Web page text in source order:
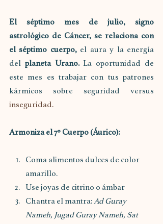
El séptimo mes de julio, signo
astrológico de Cáncer, se relaciona con
el séptimo cuerpo, el aura y la energía
del planeta Urano. La oportunidad de
este mes es trabajar con tus patrones
inseguridad.
Armoniza el 7º Cuerpo (Áurico):
Coma alimentos dulces de color
amarillo.
Use joyas de citrino o ámbar
Chantra el mantra: Ad Guray
Nameh, Jugad Guray Nameh, Sat